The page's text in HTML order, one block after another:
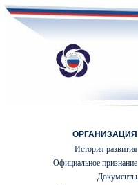
ОРГАНИЗАЦИЯ
История развития
Официальное признание
Документы